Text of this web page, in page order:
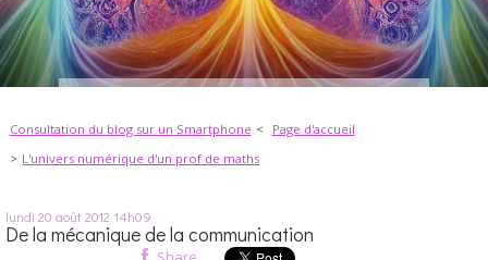
Consultation du blog sur un Smartphone
Page d'accueil
L'univers numérique d'un prof de maths
lundi 20 août 2012 14h09
De la mécanique de la communication